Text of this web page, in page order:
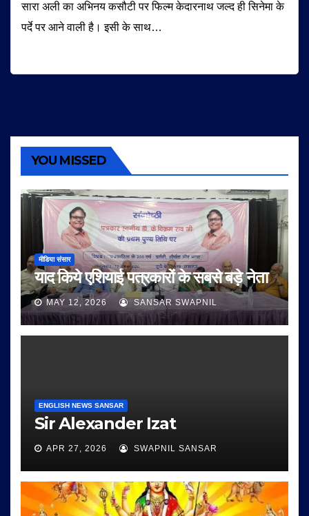
सारा अली का अभिनय कसौटी पर फिल्म केदारनाथ जल्द ही सिनेमा के
पर्दे पर आने वाली है। इसी के साथ…
YOU MISSED
मीडिया संसार
याद किये एशियाई पत्रकारों के सबसे बड़े नेता
MAY 12, 2026 SANSAR SWAPNIL
ENGLISH NEWS SANSAR
Sir Alexander Izat
APR 27, 2026 SWAPNIL SANSAR